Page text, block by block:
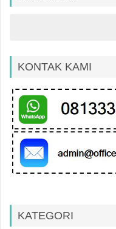
KONTAK KAMI
KATEGORI